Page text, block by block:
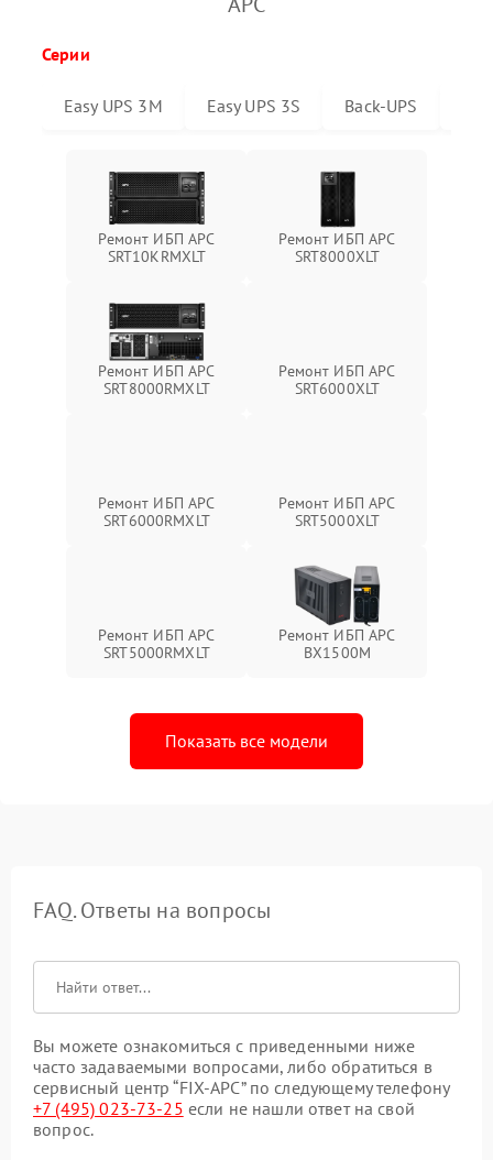
Серии
Easy UPS 3M Easy UPS 3S Back-UPS
Ремонт ИБП APC
SRT10KRMXLT
Ремонт ИБП APC
SRT8000XLT
Ремонт ИБП APC
SRT8000RMXLT
SRT6000XLT
Ремонт ИБП APC
SRT6000RMXLT
Ремонт ИБП APC
SRT5000XLT
Ремонт ИБП APC
SRT5000RMXLT
Ремонт ИБП APC
BX1500M
Показать все модели
FAQ. Ответы на вопросы
Вы можете ознакомиться с приведенными ниже
часто задаваемыми вопросами, либо обратиться в
сервисный центр “FIX-APC” по следующему телефону
+7 (495) 023-73-25 если не нашли ответ на свой
вопрос.